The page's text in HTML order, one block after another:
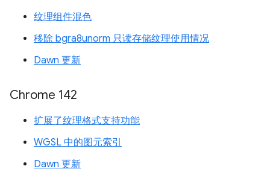
纹理组件混色
移除 bgra8unorm 只读存储纹理使用情况
Dawn 更新
Chrome 142
扩展了纹理格式支持功能
WGSL 中的图元索引
Dawn 更新